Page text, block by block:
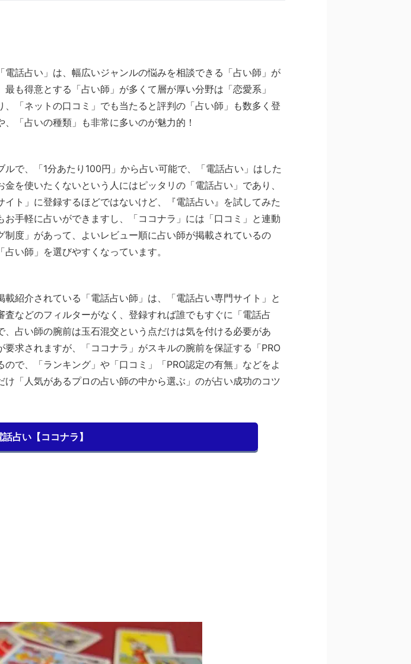
電話占い」は、幅広いジャンルの悩みを相談できる「占い師」が
最も得意とする「占い師」が多くて層が厚い分野は「恋愛系」
、「ネットの口コミ」でも当たると評判の「占い師」も数多く登
、「占いの種類」も非常に多いのが魅力的！
ルで、「1分あたり100円」から占い可能で、「電話占い」はした
金を使いたくないという人にはピッタリの「電話占い」であり、
イト」に登録するほどではないけど、『電話占い』を試してみた
お手軽に占いができますし、「ココナラ」には「口コミ」と連動
制度」があって、よいレビュー順に占い師が掲載されているの
占い師」を選びやすくなっています。
載紹介されている「電話占い師」は、「電話占い専門サイト」と
査などのフィルターがなく、登録すれば誰でもすぐに「電話占
、占い師の腕前は玉石混交という点だけは気を付ける必要があ
要求されますが、「ココナラ」がスキルの腕前を保証する「PRO
ので、「ランキング」や「口コミ」「PRO認定の有無」などをよ
け「人気があるプロの占い師の中から選ぶ」のが占い成功のコツ
占い【ココナラ】